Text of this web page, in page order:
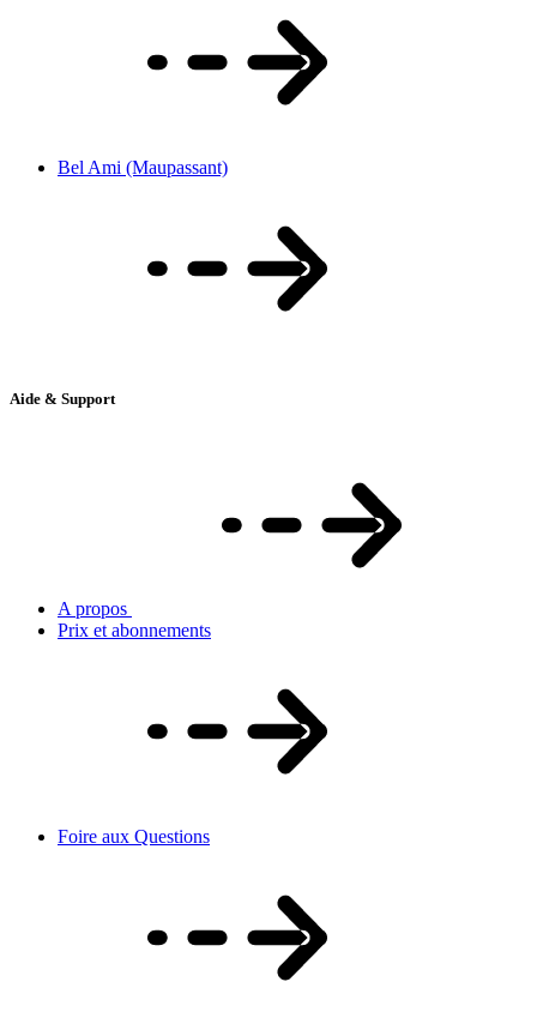
Bel Ami (Maupassant)
Aide & Support
A propos
Prix et abonnements
Foire aux Questions